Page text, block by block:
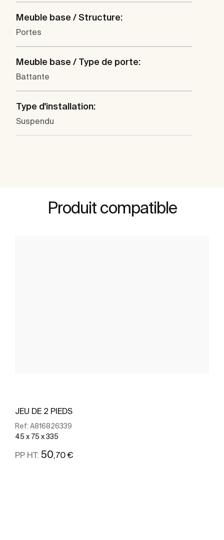
Meuble base / Structure:
Portes
Meuble base / Type de porte:
Battante
Type d'installation:
Suspendu
Produit compatible
JEU DE 2 PIEDS
Ref: A816826339
45 x 75 x 335
PP HT: 50,70 €